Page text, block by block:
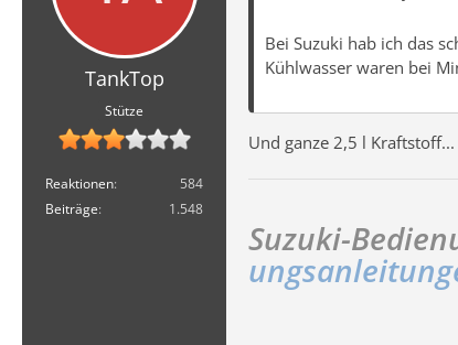
TankTop
Stütze
Reaktionen
584
Beiträge
1.548
Bei Suzuki hab ich das
Kühlwasser waren bei
Und ganze 2,5 l Kraftstoff...
Suzuki-